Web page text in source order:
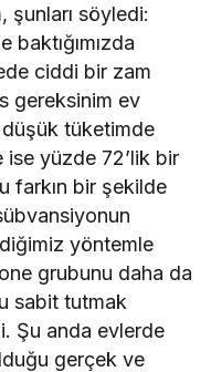
şunları söyledi:
ciddi bir zam
gereksinim ev
tüketimde
yüzde 72’lik bir
farkın bir şekilde
yöntemle
grubunu daha da
sabit tutmak
Şu anda evlerde
gerçek ve